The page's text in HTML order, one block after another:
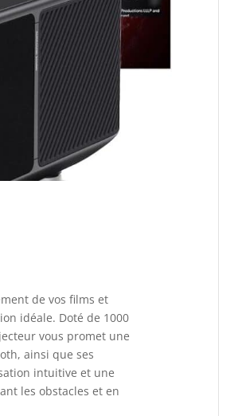
de vos films et
idéale. Doté de 1000
vous promet une
ainsi que ses
intuitive et une
les obstacles et en